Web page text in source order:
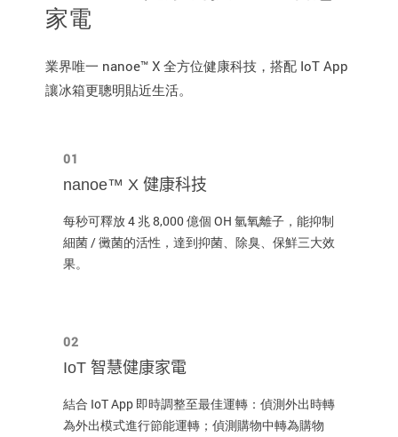
家電
業界唯一 nanoe™ X 全方位健康科技，搭配 IoT App
讓冰箱更聰明貼近生活。
01
nanoe™ X 健康科技
每秒可釋放 4 兆 8,000 億個 OH 氫氧離子，能抑制
細菌 / 黴菌的活性，達到抑菌、除臭、保鮮三大效
果。
02
IoT 智慧健康家電
結合 IoT App 即時調整至最佳運轉：偵測外出時轉
為外出模式進行節能運轉；偵測購物中轉為購物